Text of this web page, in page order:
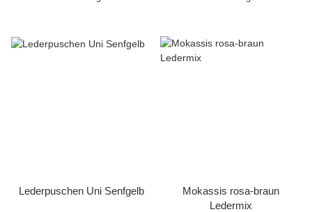
Lederpuschen Uni Senfgelb
Mokassis rosa-braun
Ledermix